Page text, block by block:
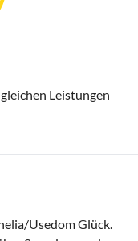
Leistungen
Usedom Glück.